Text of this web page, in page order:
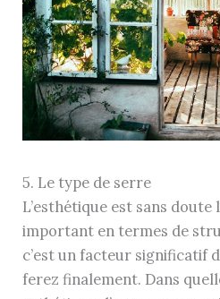
5. Le type de serre
L’esthétique est sans
important en termes de
c’est un facteur significatif
ferez finalement. Dans